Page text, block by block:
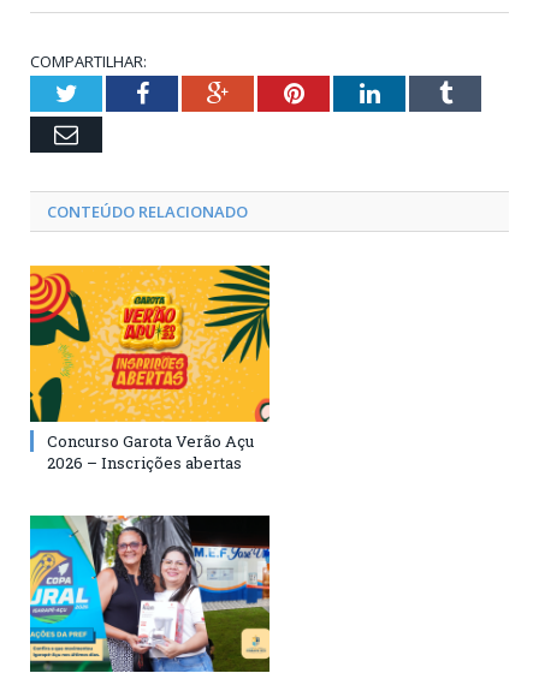
COMPARTILHAR:
TwitterFacebookGoogle+PinterestLinkedInTumblr
Email
CONTEÚDO RELACIONADO
Concurso Garota Verão Açu
2026 – Inscrições abertas